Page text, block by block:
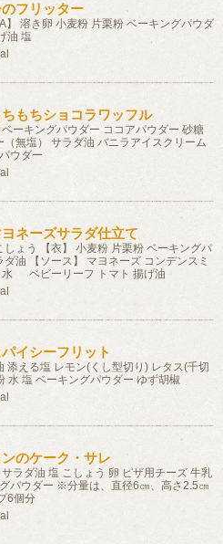
フリッター
】 溶き卵 小麦粉 片栗粉 ベーキングパウダ
油 塩
もちショコラワッフル
ーキングパウダー ココアパウダー 砂糖
（無塩） サラダ油 バニラアイスクリーム
ウダー
ネーズサラダ仕立て
しょう 【衣】 小麦粉 片栗粉 ベーキングパ
油 【ソース】 マヨネーズ コンデンスミ
水 ベビーリーフ トマト 揚げ油
イシーフリット
添える塩 レモン(くし型切り) レタス(千切
水 塩 ベーキングパウダー ゆず胡椒
のケーク・サレ
ラダ油 塩 こしょう 卵 ピザ用チーズ 牛乳
パウダー ※分量は、直径6㎝、高さ2.5㎝
6個分